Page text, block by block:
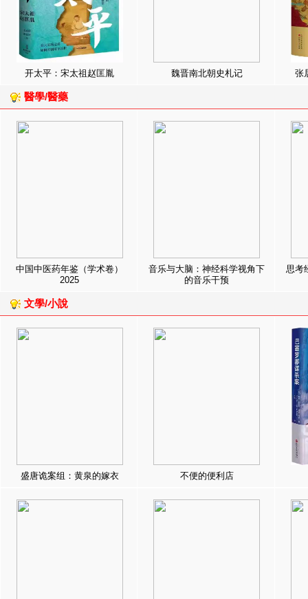
开太平：宋太祖赵匡胤 魏晋南北朝史札记 张
醫學/醫藥
中国中医药年鉴（学术卷）
2025
音乐与大脑：神经科学视角下
的音乐干预
思考
文學/小說
盛唐诡案组：黄泉的嫁衣 不便的便利店